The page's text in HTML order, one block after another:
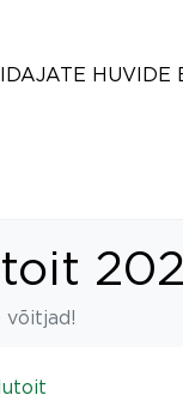
HUVIDE
võitjad!